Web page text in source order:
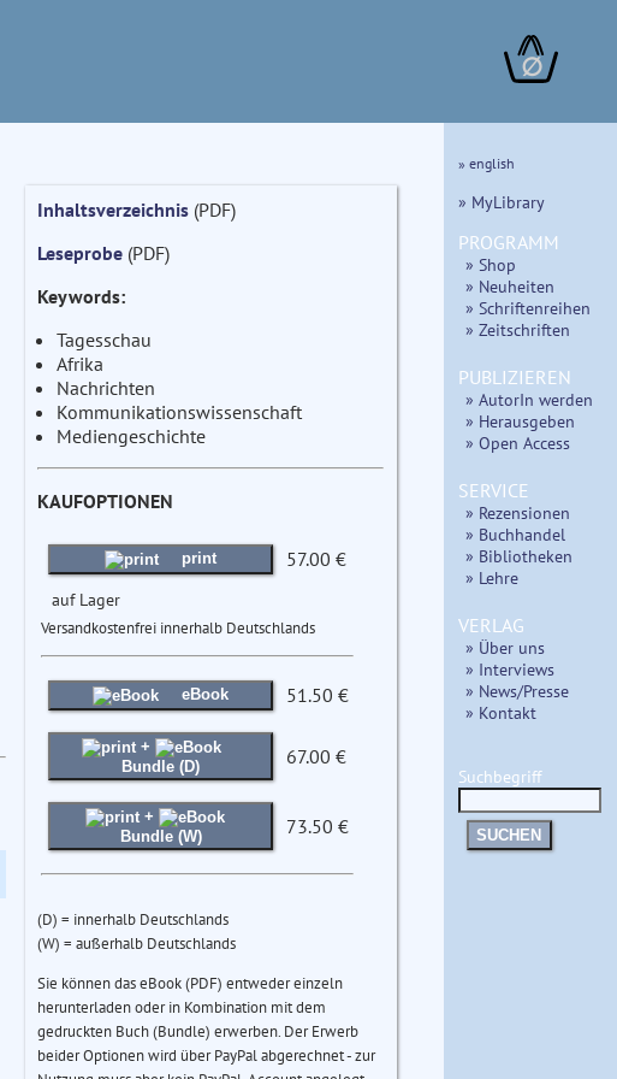
∅
Inhaltsverzeichnis(PDF)
Leseprobe(PDF)
Keywords:
Tagesschau
Afrika
Nachrichten
Kommunikationswissenschaft
Mediengeschichte
KAUFOPTIONEN
print 57.00 €
auf Lager
Versandkostenfrei innerhalb Deutschlands
eBook 51.50 €
+
Bundle (D)
67.00 €
+
Bundle (W)
73.50 €
(D) = innerhalb Deutschlands
(W) = außerhalb Deutschlands
Sie können das eBook (PDF) entweder einzeln
herunterladen oder in Kombination mit dem
gedruckten Buch (Bundle) erwerben. Der Erwerb
beider Optionen wird über PayPal abgerechnet - zur
» english
» MyLibrary
PROGRAMM
» Shop
» Neuheiten
» Schriftenreihen
» Zeitschriften
PUBLIZIEREN
» AutorIn werden
» Herausgeben
» Open Access
SERVICE
» Rezensionen
» Buchhandel
» Bibliotheken
» Lehre
VERLAG
» Über uns
» Interviews
» News/Presse
» Kontakt
Suchbegriff
SUCHEN